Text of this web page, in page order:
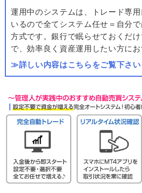
運用中のシステムは、トレード専
いるので全てシステム任せ＝自分
方式です。銀行で眠らせておくだ
で、効率良く資産運用したい方にお
≫詳しい内容はこちらをご覧下さい